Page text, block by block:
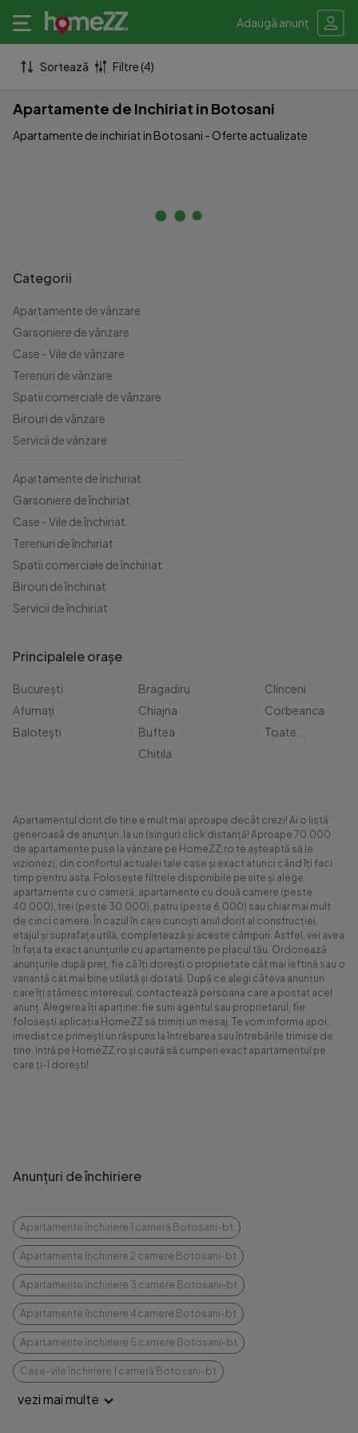
Adaugă anunț
Sortează Filtre (4)
Apartamente de Inchiriat in Botosani
Apartamente de inchiriat in Botosani - Oferte actualizate
Categorii
Apartamente de vânzare
Garsoniere de vânzare
Case - Vile de vânzare
Terenuri de vânzare
Spatii comerciale de vânzare
Birouri de vânzare
Servicii de vânzare
Apartamente de închiriat
Garsoniere de închiriat
Case - Vile de închiriat
Terenuri de închiriat
Spatii comerciale de închiriat
Birouri de închiriat
Servicii de închiriat
Principalele orașe
București
Afumați
Balotești
Bragadiru
Chiajna
Buftea
Chitila
Clinceni
Corbeanca
Toate...
Apartamentul dorit de tine e mult mai aproape decât crezi! Ai o listă
generoasă de anunțuri, la un (singur) click distanță! Aproape 70.000
de apartamente puse la vânzare pe HomeZZ.ro te așteaptă să le
vizionezi, din confortul actualei tale case și exact atunci când îți faci
timp pentru asta. Folosește filtrele disponibile pe site și alege
apartamente cu o cameră, apartamente cu două camere (peste
40.000), trei (peste 30.000), patru (peste 6.000) sau chiar mai mult
de cinci camere. În cazul în care cunoști anul dorit al construcției,
etajul și suprafața utilă, completează și aceste câmpuri. Astfel, vei avea
în fața ta exact anunțurile cu apartamente pe placul tău. Ordonează
anunțurile după preț, fie că îți dorești o proprietate cât mai ieftină sau o
variantă cât mai bine utilată și dotată. După ce alegi câteva anunțuri
care îți stârnesc interesul, contactează persoana care a postat acel
anunț. Alegerea îți aparține: fie suni agentul sau proprietarul, fie
folosești aplicația HomeZZ să trimiți un mesaj. Te vom informa apoi,
imediat ce primești un răspuns la întrebarea sau întrebările trimise de
tine. Intră pe HomeZZ.ro și caută să cumperi exact apartamentul pe
care ți-l dorești!
Anunțuri de închiriere
Apartamente închiriere 1 cameră Botosani-bt
Apartamente închiriere 2 camere Botosani-bt
Apartamente închiriere 3 camere Botosani-bt
Apartamente închiriere 4 camere Botosani-bt
Apartamente închiriere 5 camere Botosani-bt
Case-vile închiriere 1 cameră Botosani-bt
vezi mai multe